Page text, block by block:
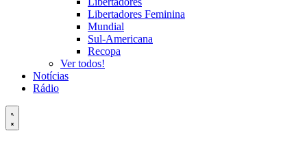
Libertadores Feminina
Mundial
Sul-Americana
Recopa
Ver todos!
Notícias
Rádio